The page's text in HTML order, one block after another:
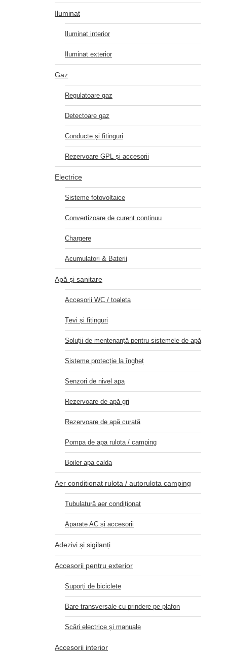
Iluminat
Iluminat interior
Iluminat exterior
Gaz
Regulatoare gaz
Detectoare gaz
Conducte și fitinguri
Rezervoare GPL și accesorii
Electrice
Sisteme fotovoltaice
Convertizoare de curent continuu
Chargere
Acumulatori & Baterii
Apă și sanitare
Accesorii WC / toaleta
Țevi și fitinguri
Soluții de mentenanță pentru sistemele de apă
Sisteme protecție la îngheț
Senzori de nivel apa
Rezervoare de apă gri
Rezervoare de apă curată
Pompa de apa rulota / camping
Boiler apa calda
Aer conditionat rulota / autorulota camping
Tubulatură aer condiționat
Aparate AC și accesorii
Adezivi și sigilanți
Accesorii pentru exterior
Suporți de biciclete
Bare transversale cu prindere pe plafon
Scări electrice și manuale
Accesorii interior